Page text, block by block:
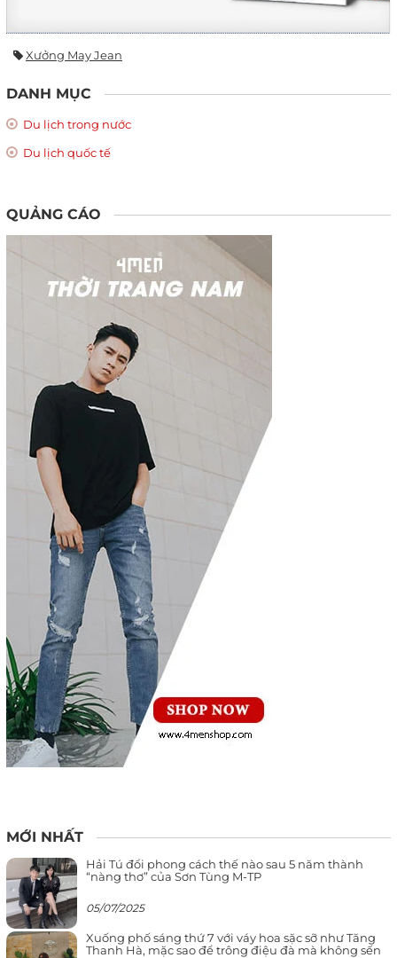
Xưởng May Jean
DANH MỤC
Du lịch trong nước
Du lịch quốc tế
QUẢNG CÁO
MỚI NHẤT
Hải Tú đổi phong cách thế nào sau 5 năm thành
“nàng thơ” của Sơn Tùng M-TP
05/07/2025
Xuống phố sáng thứ 7 với váy hoa sặc sỡ như Tăng
Thanh Hà, mặc sao để trông điệu đà mà không sến